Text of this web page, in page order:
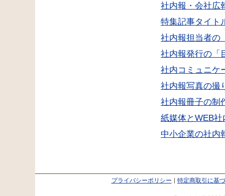
社内報・会社広
特集記事タイト
社内報担当者の
社内報発行の「
社内コミュニケ
社内報写真の撮
社内報冊子の制
紙媒体とWEB
中小企業の社内
プライバシーポリシー 特定商取引に基